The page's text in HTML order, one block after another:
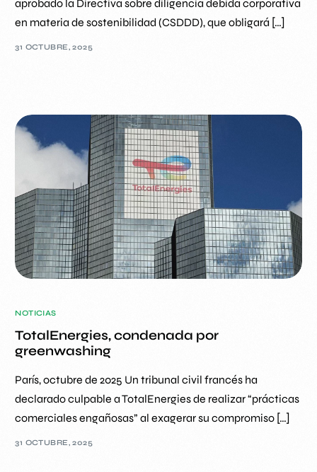
aprobado la Directiva sobre diligencia debida corporativa
en materia de sostenibilidad (CSDDD), que obligará […]
31 OCTUBRE, 2025
NOTICIAS
TotalEnergies, condenada por
greenwashing
París, octubre de 2025 Un tribunal civil francés ha
declarado culpable a TotalEnergies de realizar “prácticas
comerciales engañosas” al exagerar su compromiso […]
31 OCTUBRE, 2025